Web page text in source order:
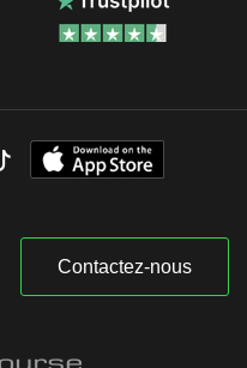
Contactez-nous